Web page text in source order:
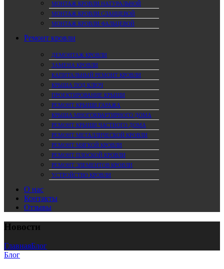
МОНТАЖ КРОВЛИ НАТУРАЛЬНОЙ
МОНТАЖ КРОВЛИ СЛАНЦЕВОЙ
МОНТАЖ КРОВЛИ ФАЛЬЦЕВОЙ
Ремонт кровли
ДЕМОНТАЖ КРОВЛИ
ЗАМЕНА КРОВЛИ
КАПИТАЛЬНЫЙ РЕМОНТ КРОВЛИ
КРЫША ПОД КЛЮЧ
ПРОЕКТИРОВАНИЕ КРЫШИ
РЕМОНТ КРЫШИ ГАРАЖА
КРЫША МНОГОКВАРТИРНОГО ДОМА
РЕМОНТ КРЫШИ ЧАСТНОГО ДОМА
РЕМОНТ МЕТАЛЛИЧЕСКОЙ КРОВЛИ
РЕМОНТ МЯГКОЙ КРОВЛИ
РЕМОНТ ПЛОСКОЙ КРОВЛИ
РЕМОНТ ЭЛЕМЕНТОВ КРОВЛИ
УСТРОЙСТВО КРОВЛИ
О нас
Контакты
Отзывы
Новости
ГлавнаяБлог
Блог